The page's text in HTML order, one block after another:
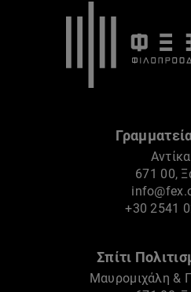
671 00,
+30 2541
Σπίτι
Μαυρομιχάλη &